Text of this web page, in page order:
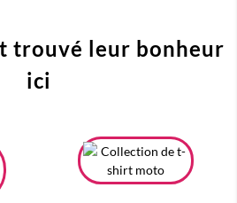
trouvé leur bonheur
ici